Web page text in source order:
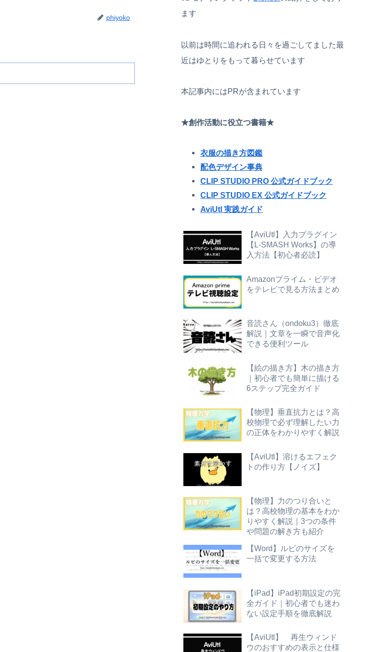
phiyoko
ます
以前は時間に追われる日々を過ごしてました最
近はゆとりをもって暮らせています
本記事内にはPRが含まれています
★創作活動に役立つ書籍★
衣服の描き方図鑑
配色デザイン事典
CLIP STUDIO PRO 公式ガイドブック
CLIP STUDIO EX 公式ガイドブック
AviUtl 実践ガイド
【AviUtl】入力プラグイン
【L-SMASH Works】の導
入方法【初心者必読】
Amazonプライム・ビデオ
をテレビで見る方法まとめ
音読さん（ondoku3）徹底
解説｜文章を一瞬で音声化
できる便利ツール
【絵の描き方】木の描き方
｜初心者でも簡単に描ける
6ステップ完全ガイド
【物理】垂直抗力とは？高
校物理で必ず理解したい力
の正体をわかりやすく解説
【AviUtl】溶けるエフェク
トの作り方【ノイズ】
【物理】力のつり合いと
は？高校物理の基本をわか
りやすく解説｜3つの条件
や問題の解き方も紹介
【Word】ルビのサイズを
一括で変更する方法
【iPad】iPad初期設定の完
全ガイド｜初心者でも迷わ
ない設定手順を徹底解説
【AviUtl】 再生ウィンド
ウのおすすめの表示と仕様